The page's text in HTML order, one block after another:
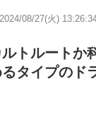
2024/08/27(火)
トルートか
タイプのド